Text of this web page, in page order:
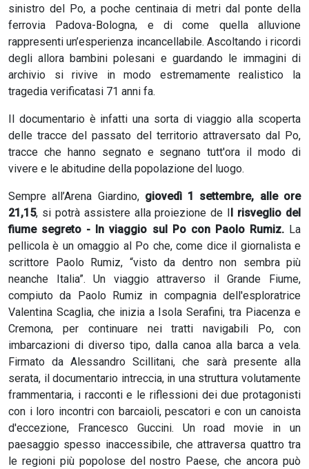
sinistro del Po, a poche centinaia di metri dal ponte della
ferrovia Padova-Bologna, e di come quella alluvione
rappresenti un’esperienza incancellabile. Ascoltando i ricordi
degli allora bambini polesani e guardando le immagini di
archivio si rivive in modo estremamente realistico la
tragedia verificatasi 71 anni fa.
Il documentario è infatti una sorta di viaggio alla scoperta
delle tracce del passato del territorio attraversato dal Po,
tracce che hanno segnato e segnano tutt'ora il modo di
vivere e le abitudine della popolazione del luogo.
Sempre all’Arena Giardino, giovedì 1 settembre, alle ore
21,15, si potrà assistere alla proiezione de Il risveglio del
fiume segreto - In viaggio sul Po con Paolo Rumiz.La
pellicola è un omaggio al Po che, come dice il giornalista e
scrittore Paolo Rumiz, “visto da dentro non sembra più
neanche Italia”. Un viaggio attraverso il Grande Fiume,
compiuto da Paolo Rumiz in compagnia dell'esploratrice
Valentina Scaglia, che inizia a Isola Serafini, tra Piacenza e
Cremona, per continuare nei tratti navigabili Po, con
imbarcazioni di diverso tipo, dalla canoa alla barca a vela.
Firmato da Alessandro Scillitani, che sarà presente alla
serata, il documentario intreccia, in una struttura volutamente
frammentaria, i racconti e le riflessioni dei due protagonisti
con i loro incontri con barcaioli, pescatori e con un canoista
d'eccezione, Francesco Guccini. Un road movie in un
paesaggio spesso inaccessibile, che attraversa quattro tra
le regioni più popolose del nostro Paese, che ancora può